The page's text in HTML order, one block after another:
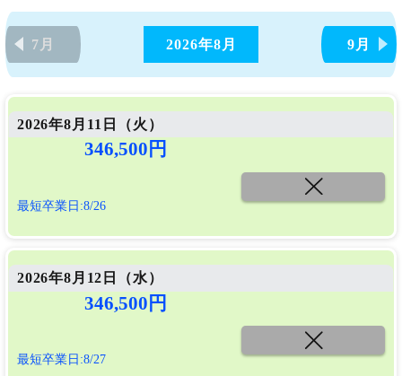
7月 2026年8月 9月
2026年8月11日（火 ）
346,500円
最短卒業日:8/26
2026年8月12日（水）
346,500円
最短卒業日:8/27